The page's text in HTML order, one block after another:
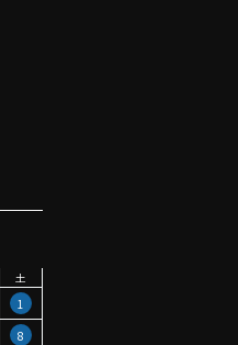
土
1
8